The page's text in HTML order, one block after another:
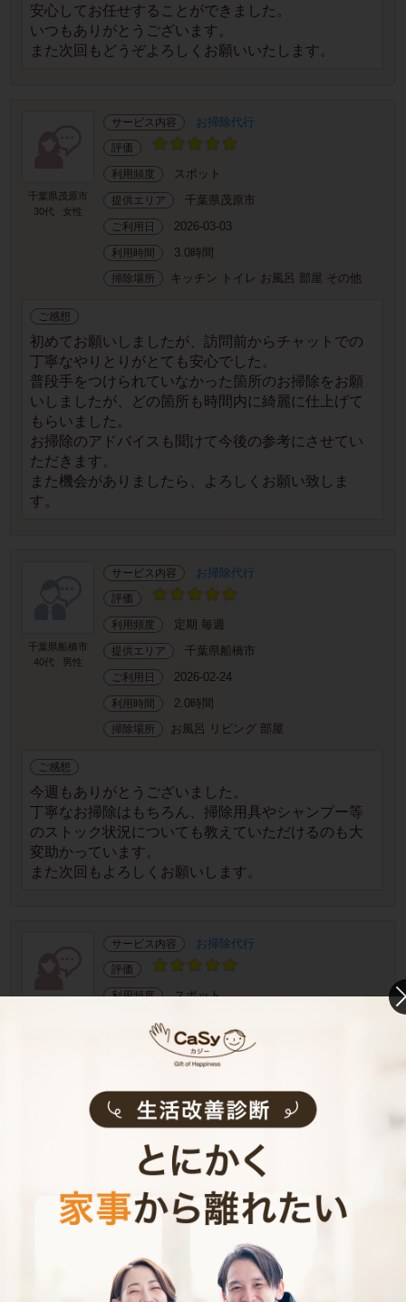
安心してお任せすることができました。
いつもありがとうございます。
また次回もどうぞよろしくお願いいたします。
千葉県茂原市
30代
女性
サービス内容 お掃除代行
評価
利用頻度 スポット
提供エリア 千葉県茂原市
ご利用日 2026-03-03
利用時間 3.0時間
掃除場所 キッチン トイレ お風呂 部屋 その他
ご感想
初めてお願いしましたが、訪問前からチャットでの
丁寧なやりとりがとても安心でした。
普段手をつけられていなかった箇所のお掃除をお願
いしましたが、どの箇所も時間内に綺麗に仕上げて
もらいました。
お掃除のアドバイスも聞けて今後の参考にさせてい
ただきます。
また機会がありましたら、よろしくお願い致しま
す。
千葉県船橋市
40代
男性
サービス内容 お掃除代行
評価
利用頻度 定期 毎週
提供エリア 千葉県船橋市
ご利用日 2026-02-24
利用時間 2.0時間
掃除場所 お風呂 リビング 部屋
ご感想
今週もありがとうございました。
丁寧なお掃除はもちろん、掃除用具やシャンプー等
のストック状況についても教えていただけるのも大
変助かっています。
また次回もよろしくお願いします。
サービス内容 お掃除代行
評価
利用頻度 スポット
提供エリア
2025-12-28
掃除場所 トイレ 洗面所 玄関 その他
丁寧でてきぱきとあっという間にお片付け、お掃除
家で迎えることができて本当に助かりました。あり
がとうございました。
サービス内容 お掃除代行